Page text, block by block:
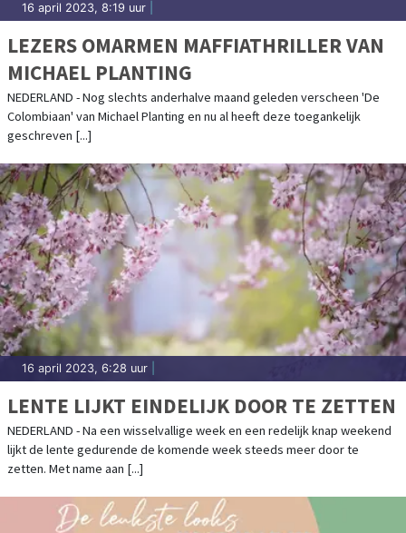
16 april 2023, 8:19 uur
LEZERS OMARMEN MAFFIATHRILLER VAN
MICHAEL PLANTING
NEDERLAND - Nog slechts anderhalve maand geleden verscheen 'De
Colombiaan' van Michael Planting en nu al heeft deze toegankelijk
geschreven [...]
16 april 2023, 6:28 uur
LENTE LIJKT EINDELIJK DOOR TE ZETTEN
NEDERLAND - Na een wisselvallige week en een redelijk knap weekend
lijkt de lente gedurende de komende week steeds meer door te
zetten. Met name aan [...]